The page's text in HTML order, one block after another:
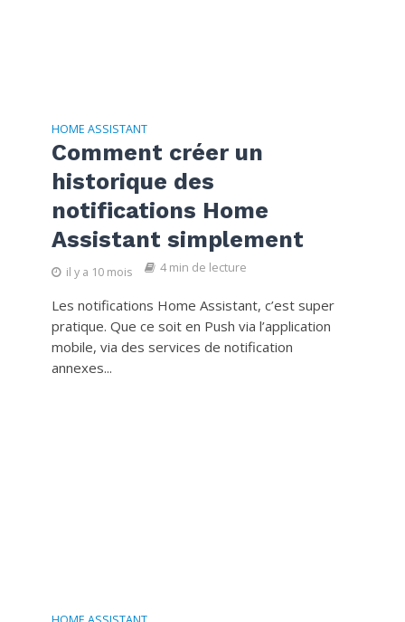
HOME ASSISTANT
Comment créer un
historique des
notifications Home
Assistant simplement
il y a 10 mois 4 min de lecture
Les notifications Home Assistant, c’est super
pratique. Que ce soit en Push via l’application
mobile, via des services de notification
annexes...